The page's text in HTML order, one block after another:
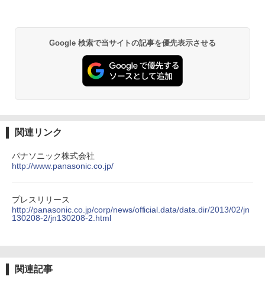
Google 検索で当サイトの記事を優先表示させる
関連リンク
パナソニック株式会社
http://www.panasonic.co.jp/
プレスリリース
http://panasonic.co.jp/corp/news/official.data/data.dir/2013/02/jn
130208-2/jn130208-2.html
関連記事